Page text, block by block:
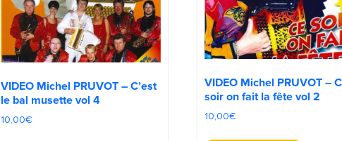
VIDEO Michel PRUVOT – C’est
le bal musette vol 4
10,00€
VIDEO Michel PRUVOT –
soir on fait la fête vol 2
10,00€